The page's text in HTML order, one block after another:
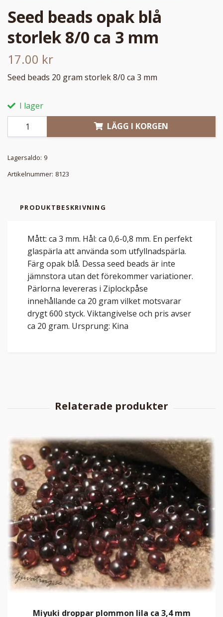
Seed beads opak blå
storlek 8/0 ca 3 mm
17.00 kr
Seed beads 20 gram storlek 8/0 ca 3 mm
I lager
LÄGG I KORGEN
Lagersaldo: 9
Artikelnummer: 8123
PRODUKTBESKRIVNING
Mått: ca 3 mm. Hål: ca 0,6-0,8 mm. En perfekt
glaspärla att använda som utfyllnadspärla.
Färg opak blå. Dessa seed beads är inte
jämnstora utan det förekommer variationer.
Pärlorna levereras i Ziplockpåse
innehållande ca 20 gram vilket motsvarar
drygt 600 styck. Viktangivelse och pris avser
ca 20 gram. Ursprung: Kina
Miyuki droppar plommon lila ca 3,4 mm